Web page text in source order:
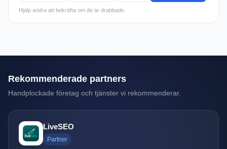
Hjälp andra att bekräfta om de är drabbade.
Rekommenderade partners
Handplockade företag och tjänster vi rekommenderar.
LiveSEO
Partner